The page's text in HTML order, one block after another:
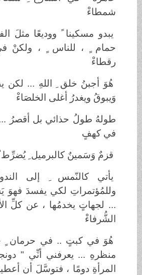
شمطاءْ
يبدو مسكينا ً ووديعًا مثلَ
حمام ٍ ، للناس ٍ ، ولكنْ في
رقطاءْ
هُوَ أجبنُ خلق ِ اللهِ ... لكن
وَيبوقُ ويغدرُ أغلى الخلصَاءْ
طولهُ طولُ حذائي بل أقصرُ ...
في كهفٍ
قزمٌ وَسَمينٌ كالبرميل ِ يُضرِّط
يأتي كالنّمس ِ إلى
وللمُؤتمراتِ لكي يفسدَ فهوَ
... لجهاتٍ يخدمُها ، عن كلِّ
الشُّرفاءْ
هُوَ في كبتٍ .. في حرمان
منظرهِ ... يعرفني أنِّي "
المرأةِ دومًا ، فتوسَّلَ أن أعطيه